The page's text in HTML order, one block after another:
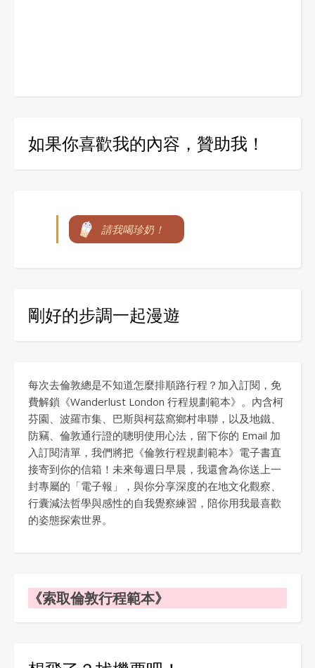
如果你喜歡我的內容，贊助我！
請我喝珍奶！
剛好的步調一起漫遊
每次去倫敦總是不知道怎麼排順路行程？加入訂閱，免
費解鎖《Wanderlust London 行程規劃範本》。內含柯
芬園、波羅市集、巴斯與柯茲窩鄉村串聯，以及地鐵、
防竊、倫敦通行證的聰明使用心法，留下你的 Email 加
入訂閱清單，我們將把《倫敦行程規劃範本》電子書直
接寄到你的信箱！未來每週日早晨，我還會為你送上一
封專屬的「電子報」，與你分享深度的在地文化觀察、
行囊減法哲學與感性的自我覺察練習，陪你用我最喜歡
的姿態探索世界。
《索取倫敦行程範本》